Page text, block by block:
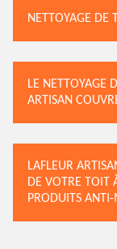
NETTOYAGE DE
LE NETTOYAGE
ARTISAN
LAFLEUR
DE VOTRE TOIT
PRODUITS ANTI-